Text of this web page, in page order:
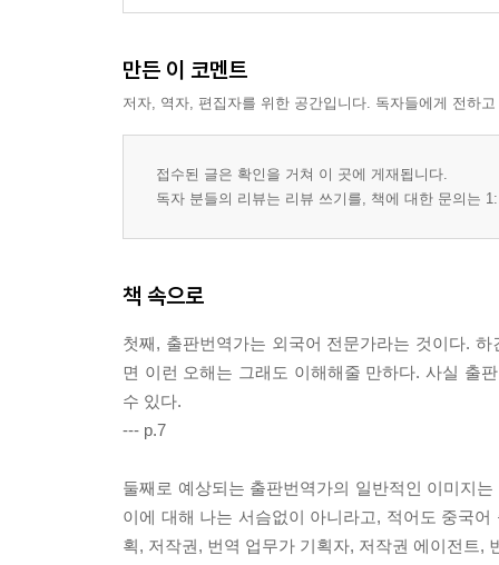
만든 이 코멘트
저자, 역자, 편집자를 위한 공간입니다. 독자들에게 전하
접수된 글은 확인을 거쳐 이 곳에 게재됩니다.
독자 분들의 리뷰는 리뷰 쓰기를, 책에 대한 문의는
책 속으로
첫째, 출판번역가는 외국어 전문가라는 것이다.
면 이런 오해는 그래도 이해해줄 만하다. 사실 출
수 있다.
--- p.7
둘째로 예상되는 출판번역가의 일반적인 이미지
이에 대해 나는 서슴없이 아니라고, 적어도 중국
획, 저작권, 번역 업무가 기획자, 저작권 에이전트,